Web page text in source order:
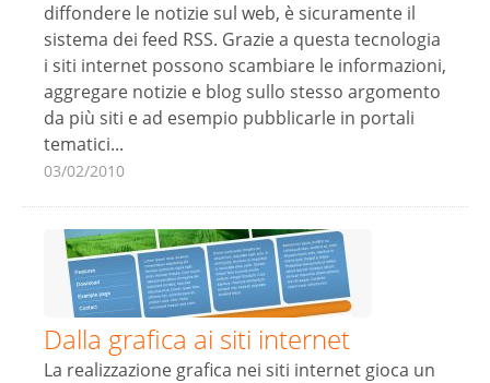
diffondere le notizie sul web, è sicuramente il
sistema dei feed RSS. Grazie a questa tecnologia
i siti internet possono scambiare le informazioni,
aggregare notizie e blog sullo stesso argomento
da più siti e ad esempio pubblicarle in portali
tematici...
03/02/2010
Dalla grafica ai siti internet
La realizzazione grafica nei siti internet gioca un